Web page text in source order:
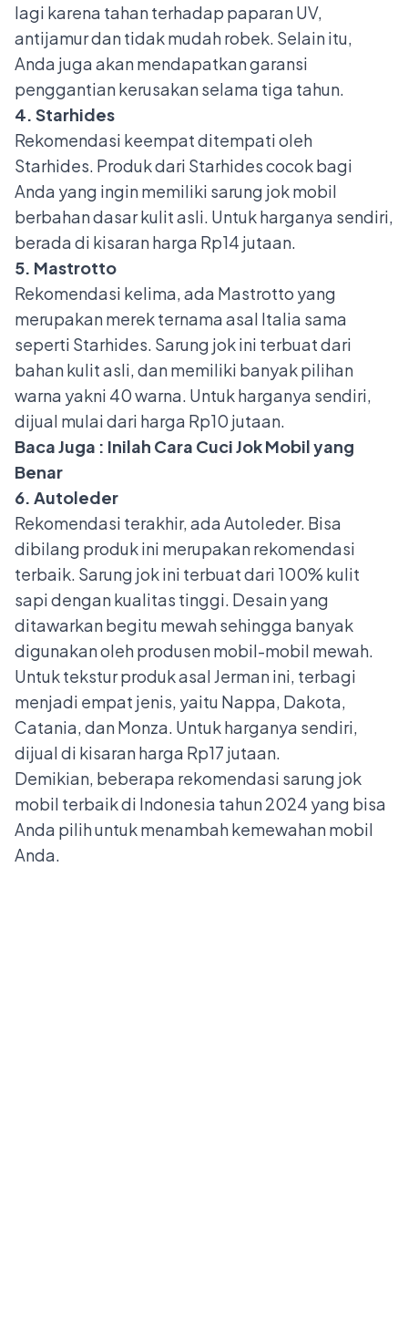
lagi karena tahan terhadap paparan UV,
antijamur dan tidak mudah robek. Selain itu,
Anda juga akan mendapatkan garansi
penggantian kerusakan selama tiga tahun.
4. Starhides
Rekomendasi keempat ditempati oleh
Starhides. Produk dari Starhides cocok bagi
Anda yang ingin memiliki sarung jok mobil
berbahan dasar kulit asli. Untuk harganya sendiri,
berada di kisaran harga Rp14 jutaan.
5. Mastrotto
Rekomendasi kelima, ada Mastrotto yang
merupakan merek ternama asal Italia sama
seperti Starhides. Sarung jok ini terbuat dari
bahan kulit asli, dan memiliki banyak pilihan
warna yakni 40 warna. Untuk harganya sendiri,
dijual mulai dari harga Rp10 jutaan.
Baca Juga : Inilah Cara Cuci Jok Mobil yang
Benar
6. Autoleder
Rekomendasi terakhir, ada Autoleder. Bisa
dibilang produk ini merupakan rekomendasi
terbaik. Sarung jok ini terbuat dari 100% kulit
sapi dengan kualitas tinggi. Desain yang
ditawarkan begitu mewah sehingga banyak
digunakan oleh produsen mobil-mobil mewah.
Untuk tekstur produk asal Jerman ini, terbagi
menjadi empat jenis, yaitu Nappa, Dakota,
Catania, dan Monza. Untuk harganya sendiri,
dijual di kisaran harga Rp17 jutaan.
Demikian, beberapa rekomendasi sarung jok
mobil terbaik di Indonesia tahun 2024 yang bisa
Anda pilih untuk menambah kemewahan mobil
Anda.